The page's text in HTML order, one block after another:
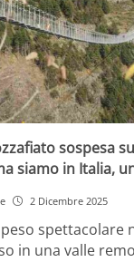
sospesa
siamo in Italia,
2 Dicembre 2025
spettacolare
in una valle